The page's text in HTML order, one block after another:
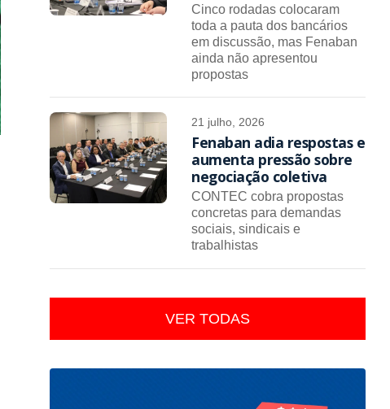
Cinco rodadas colocaram
toda a pauta dos bancários
em discussão, mas Fenaban
ainda não apresentou
propostas
21 julho, 2026
Fenaban adia respostas e
aumenta pressão sobre
negociação coletiva
CONTEC cobra propostas
concretas para demandas
sociais, sindicais e
trabalhistas
VER TODAS